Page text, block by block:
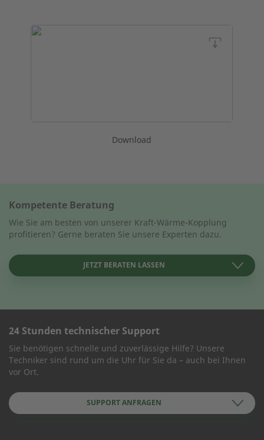
Download
Kompetente Beratung
Wie Sie am besten von unserer Kraft-Wärme-Kopplung
profitieren? Gerne beraten Sie unsere Experten dazu.
JETZT BERATEN LASSEN
KONTAKT AUFNEHMEN
Wie können wir Ihnen helfen?
24 Stunden technischer Support
Sie benötigen schnelle und zuverlässige Hilfe? Unsere
Techniker sind rund um die Uhr für Sie da – auch bei Ihnen
vor Ort.
SUPPORT ANFRAGEN